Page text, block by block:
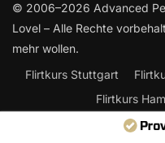
© 2006–2026 Advanced
Lovel – Alle Rechte
mehr wollen.
Flirtkurs Stuttgart
Flirtkurs
Frauen